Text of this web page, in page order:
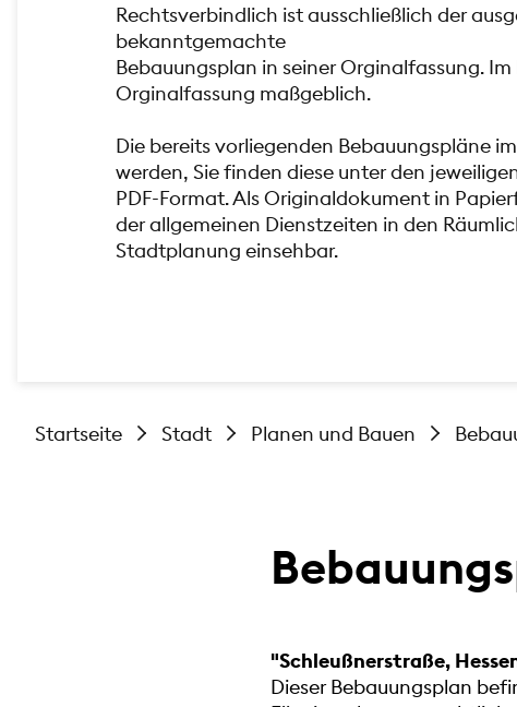
Rechtsverbindlich ist ausschließlich der
bekanntgemachte
Bebauungsplan in seiner Orginalfassung.
Orginalfassung maßgeblich.
Die bereits vorliegenden Bebauungspläne
werden, Sie finden diese unter den
PDF-Format. Als Originaldokument in
der allgemeinen Dienstzeiten in den
Stadtplanung einsehbar.
Startseite Stadt Planen und Bauen
"Schleußnerstraße,
Dieser Bebauungsplan